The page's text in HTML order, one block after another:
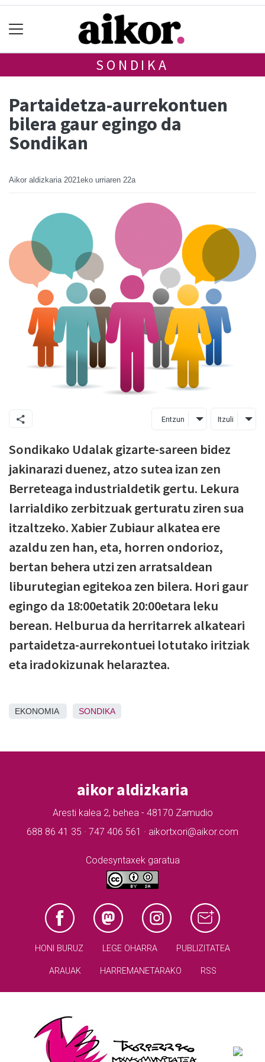
SONDIKA
Partaidetza-aurrekontuen
bilera gaur egingo da
Sondikan
Aikor aldizkaria 2021eko urriaren 22a
Entzun Itzuli
Sondikako Udalak gizarte-sareen bidez
jakinarazi duenez, atzo sutea izan zen
Berreteaga industrialdetik gertu. Lekura
larrialdiko zerbitzuak gerturatu ziren sua
itzaltzeko. Xabier Zubiaur alkatea ere
azaldu zen han, eta, horren ondorioz,
bertan behera utzi zen arratsaldean
liburutegian egitekoa zen bilera. Hori gaur
egingo da 18:00etatik 20:00etara leku
berean. Helburua da herritarrek alkateari
partaidetza-aurrekontuei lotutako iritziak
eta iradokizunak helaraztea.
EKONOMIA SONDIKA
aikor aldizkaria
Aresti kalea 2, behea - 48170 Zamudio
688 86 41 35 · 747 406 561 · aikortxori@aikor.com
Codesyntaxek garatua
HONI BURUZ LEGE OHARRA PUBLIZITATEA
ARAUAK HARREMANETARAKO RSS